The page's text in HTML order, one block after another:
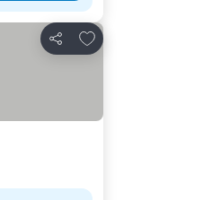
Jaa
Lisää suosikkeihin